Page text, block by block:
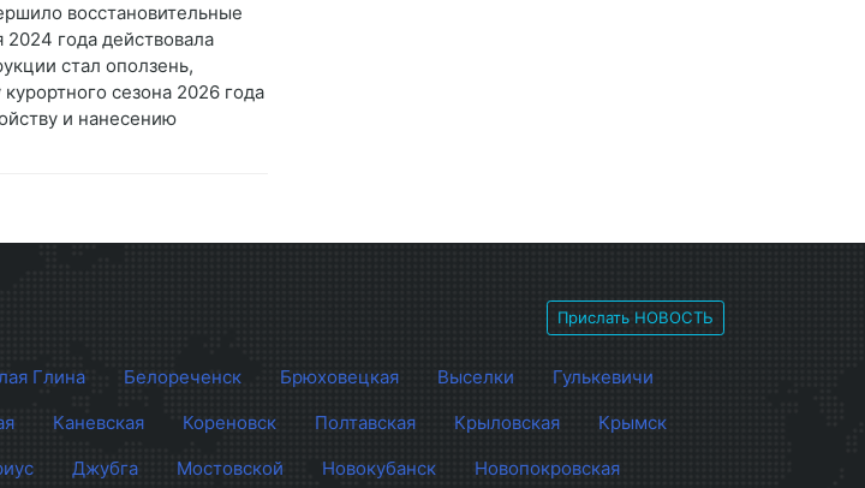
восстановительные
года действовала
стал оползень,
сезона 2026 года
и нанесению
Прислать НОВОСТЬ
Глина Белореченск Брюховецкая Выселки
Гулькевичи
Каневская Кореновск Полтавская Крыловская
Крымск
Джубга Мостовской Новокубанск Новопокровская